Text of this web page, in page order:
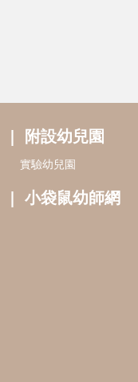
附設幼兒園
實驗幼兒園
小袋鼠幼師網